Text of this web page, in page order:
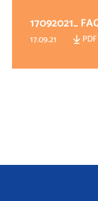
17092021_
17.09.21